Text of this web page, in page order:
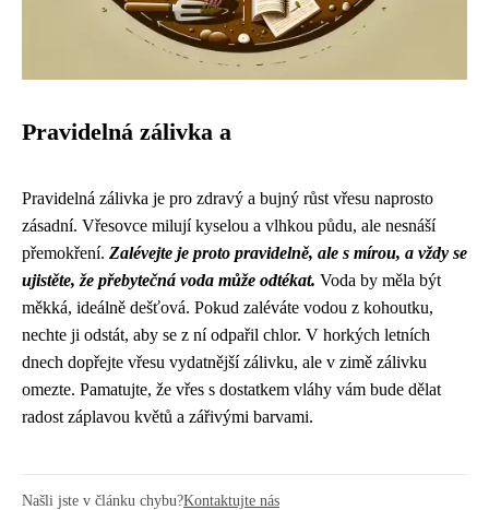
Pravidelná zálivka a
Pravidelná zálivka je pro zdravý a bujný růst vřesu naprosto
zásadní. Vřesovce milují kyselou a vlhkou půdu, ale nesnáší
přemokření. Zalévejte je proto pravidelně, ale s mírou, a vždy se
ujistěte, že přebytečná voda může odtékat. Voda by měla být
měkká, ideálně dešťová. Pokud zaléváte vodou z kohoutku,
nechte ji odstát, aby se z ní odpařil chlor. V horkých letních
dnech dopřejte vřesu vydatnější zálivku, ale v zimě zálivku
omezte. Pamatujte, že vřes s dostatkem vláhy vám bude dělat
radost záplavou květů a zářivými barvami.
Našli jste v článku chybu?Kontaktujte nás